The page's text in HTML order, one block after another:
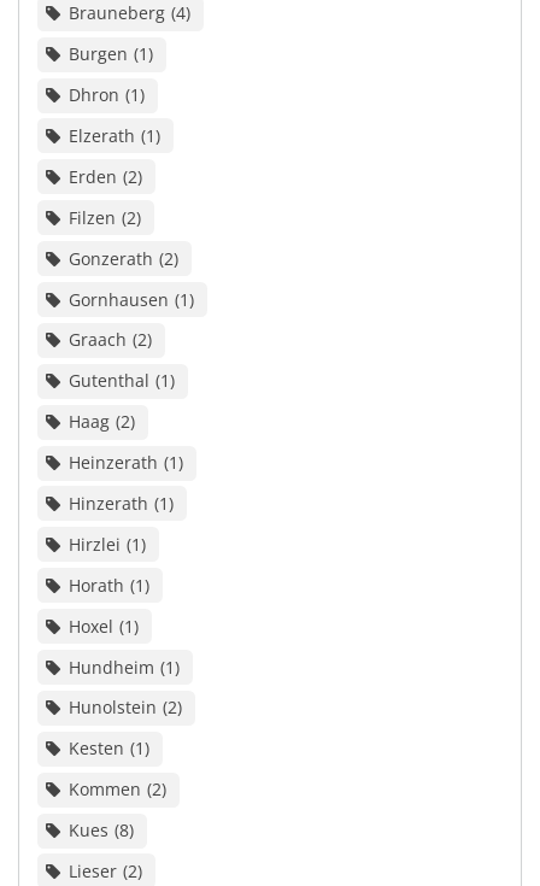
Brauneberg 4
Burgen 1
Dhron 1
Elzerath 1
Erden 2
Filzen 2
Gonzerath 2
Gornhausen 1
Graach 2
Gutenthal 1
Haag 2
Heinzerath 1
Hinzerath 1
Hirzlei 1
Horath 1
Hoxel 1
Hundheim 1
Hunolstein 2
Kesten 1
Kommen 2
Kues 8
Lieser 2